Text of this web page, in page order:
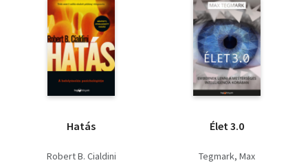
Hatás
Robert B. Cialdini
Élet 3.0
Tegmark, Max